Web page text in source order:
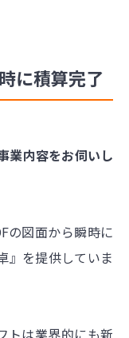
に積算完了
業内容をお伺いし
の図面から瞬時に
』を提供していま